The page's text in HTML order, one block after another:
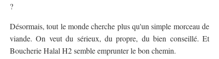
?
Désormais, tout le monde cherche plus qu'un simple morceau de
viande. On veut du sérieux, du propre, du bien conseillé. Et
Boucherie Halal H2 semble emprunter le bon chemin.